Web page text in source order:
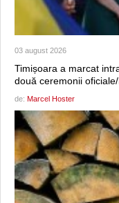
03 august 2026
Timișoara a marcat
două ceremonii
de: Marcel Hoster